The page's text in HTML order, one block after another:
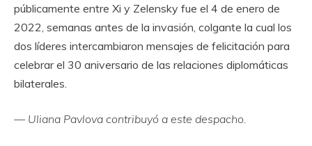
públicamente entre Xi y Zelensky fue el 4 de enero de
2022, semanas antes de la invasión, colgante la cual los
dos líderes intercambiaron mensajes de felicitación para
celebrar el 30 aniversario de las relaciones diplomáticas
bilaterales.
— Uliana Pavlova contribuyó a este despacho.